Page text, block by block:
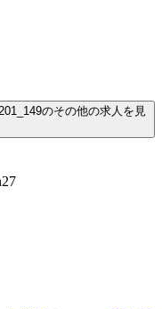
のその他の求人を見